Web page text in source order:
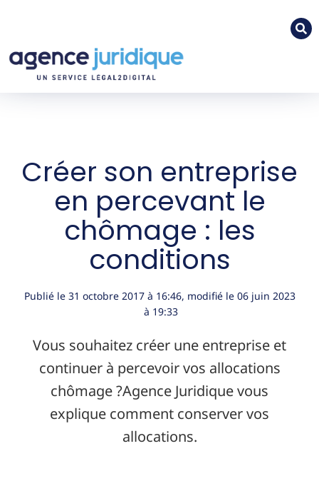
Créer son entreprise
en percevant le
chômage : les
conditions
Publié le 31 octobre 2017à 16:46, modifié le 06 juin 2023
à 19:33
Vous souhaitez créer une entreprise et
continuer à percevoir vos allocations
chômage ?Agence Juridique vous
explique comment conserver vos
allocations.